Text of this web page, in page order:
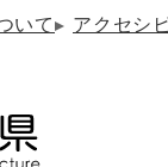
いて
アクセシ